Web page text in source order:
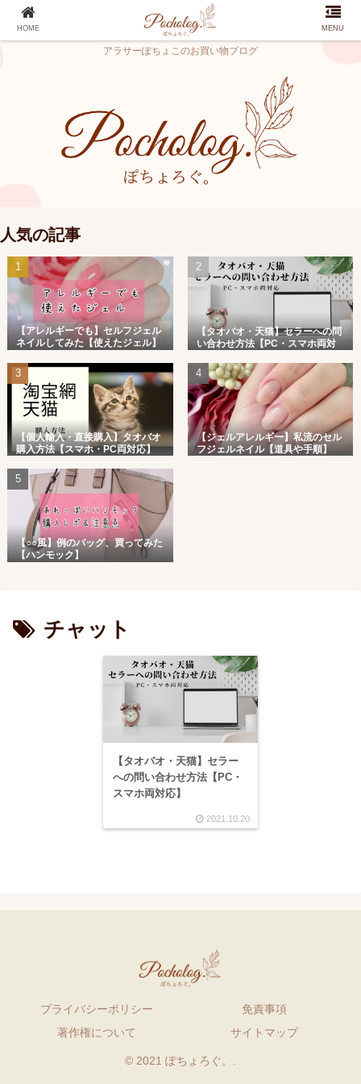
アラサーぽちょこのお買い物ブログ
人気の記事
【アレルギーでも】セルフジェル
ネイルしてみた【使えたジェル】
【タオバオ・天猫】セラーへの問
い合わせ方法【PC・スマホ両対
【個人輸入・直接購入】タオバオ
購入方法【スマホ・PC両対応】
【ジェルアレルギー】私流のセル
フジェルネイル【道具や手順】
【○○風】例のバッグ、買ってみた
【ハンモック】
チャット
【タオバオ・天猫】セラー
への問い合わせ方法【PC・
スマホ両対応】
2021.10.20
プライバシーポリシー
免責事項
著作権について
サイトマップ
© 2021 ぽちょろぐ。.
HOME MENU